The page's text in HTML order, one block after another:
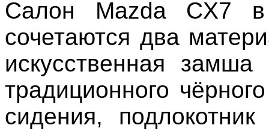
Салон Mazda CX7
сочетаются два
искусственная
традиционного
сидения,